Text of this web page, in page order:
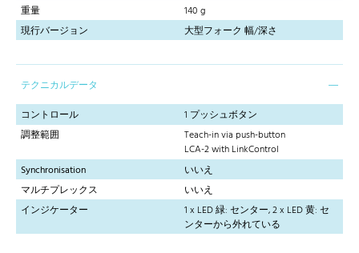
重量
140 g
現行バージョン
大型フォーク 幅/深さ
テクニカルデータ
コントロール
1 プッシュボタン
調整範囲
Teach-in via push-button
LCA-2 with LinkControl
Synchronisation
いいえ
マルチプレックス
いいえ
インジケーター
1 x LED 緑: センター, 2 x LED 黄: セ
ンターから外れている